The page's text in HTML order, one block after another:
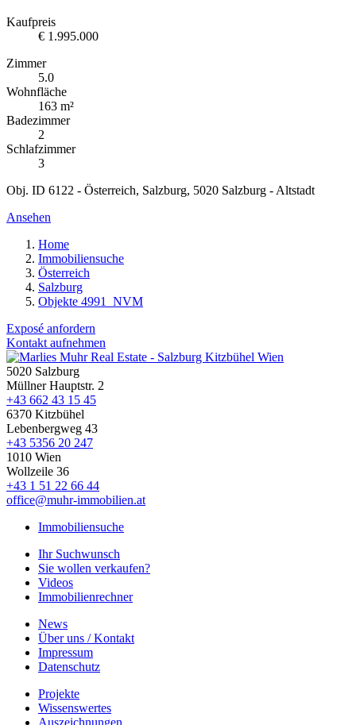
Kaufpreis
€ 1.995.000
Zimmer
5.0
Wohnfläche
163 m²
Badezimmer
2
Schlafzimmer
3
Obj. ID 6122 - Österreich, Salzburg, 5020 Salzburg - Altstadt
Ansehen
Home
Immobiliensuche
Österreich
Salzburg
Objekte 4991_NVM
Exposé anfordern
Kontakt aufnehmen
5020 Salzburg
Müllner Hauptstr. 2
+43 662 43 15 45
6370 Kitzbühel
Lebenbergweg 43
+43 5356 20 247
1010 Wien
Wollzeile 36
+43 1 51 22 66 44
office@muhr-immobilien.at
Immobiliensuche
Ihr Suchwunsch
Sie wollen verkaufen?
Videos
Immobilienrechner
News
Über uns / Kontakt
Impressum
Datenschutz
Projekte
Wissenswertes
Auszeichnungen